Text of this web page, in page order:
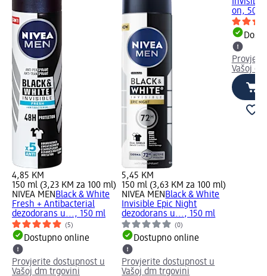
4,85 KM
150 ml (3,23 KM za 100 ml)
NIVEA MENBlack & White
Fresh + Antibacterial
dezodorans u..., 150 ml
(5)
Dostupno online
Provjerite dostupnost u
Vašoj dm trgovini
5,45 KM
150 ml (3,63 KM za 100 ml)
NIVEA MENBlack & White
Invisible Epic Night
dezodorans u..., 150 ml
(0)
Dostupno online
Provjerite dostupnost u
Vašoj dm trgovini
on, 50
Vašoj